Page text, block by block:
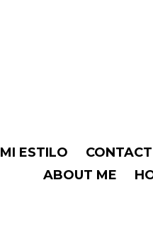
MI ESTILO
ABOUT ME